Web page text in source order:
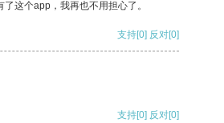
这个app，我再也不用担心了。
支持[0] 反对[0]
支持[0] 反对[0]